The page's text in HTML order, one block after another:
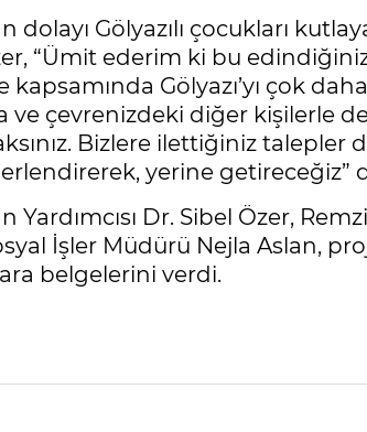
dolayı Gölyazılı çocukları
“Ümit ederim ki bu
Gölyazı’yı çok
ve çevrenizdeki diğer kişilerle
Bizlere ilettiğiniz talepler
yerine getireceğiz”
Yardımcısı Dr. Sibel Özer,
İşler Müdürü Nejla Aslan,
belgelerini verdi.